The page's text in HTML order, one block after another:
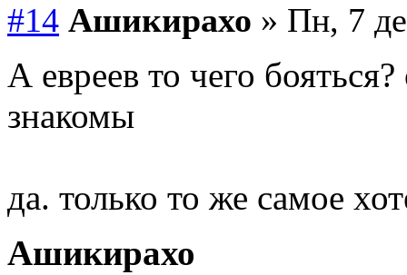
#14 Ашикирахо » Пн, 7
А евреев то чего
знакомы
да. только то же самое
Ашикирахо